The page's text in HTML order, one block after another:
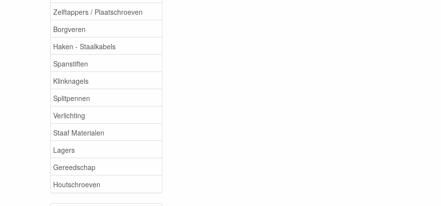
Zelftappers / Plaatschroeven
Borgveren
Haken - Staalkabels
Spanstiften
Klinknagels
Splitpennen
Verlichting
Staaf Materialen
Lagers
Gereedschap
Houtschroeven